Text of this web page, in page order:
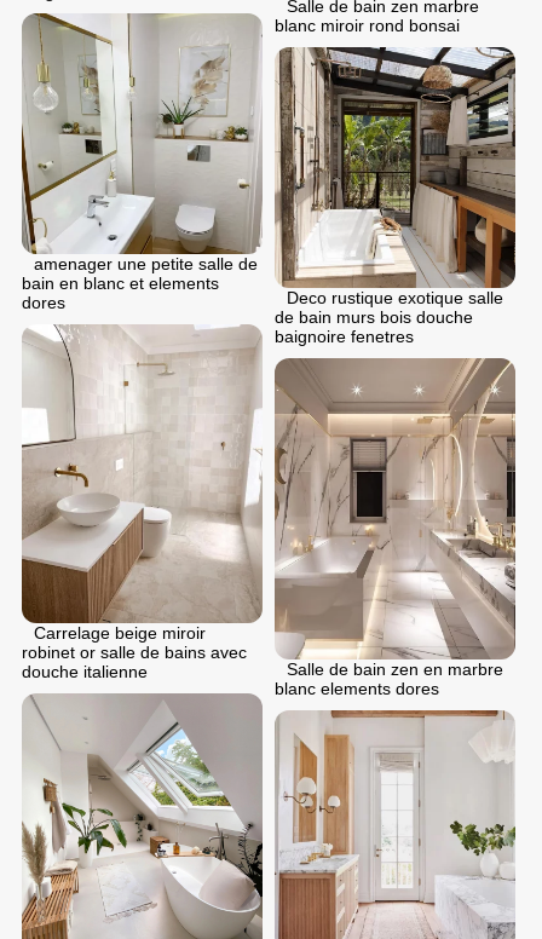
Salle de bain zen marbre
blanc miroir rond bonsai
аmenager une petite salle de
bain en blanc et elements
dores
Deco rustique exotique salle
de bain murs bois douche
baignoire fenetres
Carrelage beige miroir
robinet or salle de bains avec
douche italienne
Salle de bain zen en marbre
blanc elements dores